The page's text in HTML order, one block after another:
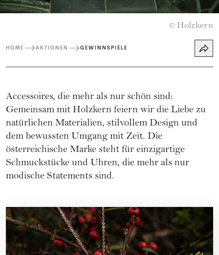
© Holzkern
HOME AKTIONEN GEWINNSPIELE
Accessoires, die mehr als nur schön sind:
Gemeinsam mit Holzkern feiern wir die Liebe zu
natürlichen Materialien, stilvollem Design und
dem bewussten Umgang mit Zeit. Die
österreichische Marke steht für einzigartige
Schmuckstücke und Uhren, die mehr als nur
modische Statements sind.